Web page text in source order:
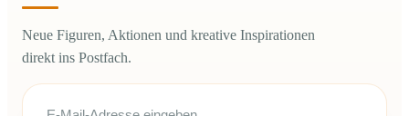
Neue Figuren, Aktionen und kreative Inspirationen
direkt ins Postfach.